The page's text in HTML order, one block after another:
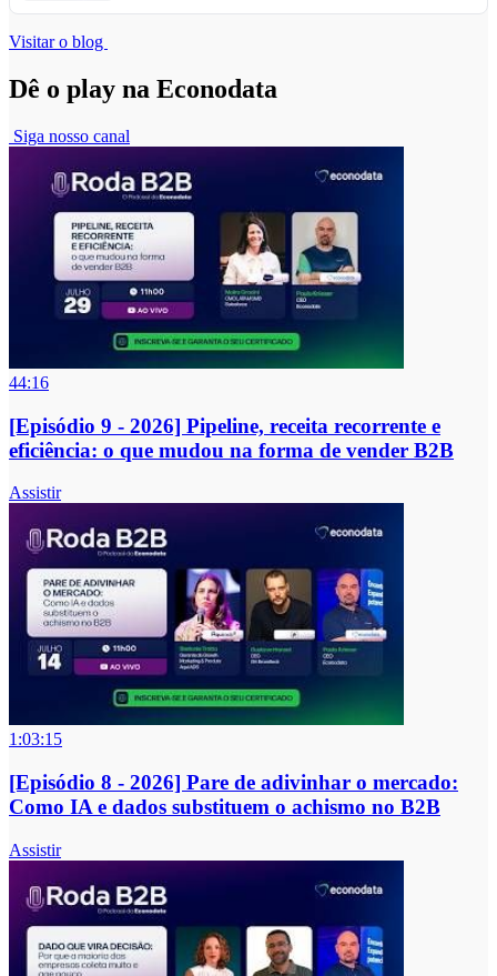
Visitar o blog
Dê o play na Econodata
Siga nosso canal
44:16
[Episódio 9 - 2026] Pipeline, receita recorrente e
eficiência: o que mudou na forma de vender B2B
Assistir
1:03:15
[Episódio 8 - 2026] Pare de adivinhar o mercado:
Como IA e dados substituem o achismo no B2B
Assistir